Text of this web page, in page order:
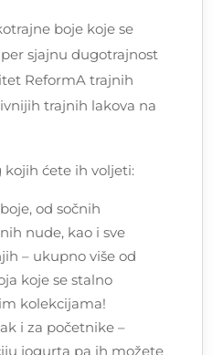
boje koje se
sjajnu dugotrajnost
ReformA trajnih
trajnih lakova na
kojih ćete ih voljeti:
od sočnih
nude, kao i sve
– ukupno više od
koje se stalno
kolekcijama!
i za početnike –
jogurta pa ih možete